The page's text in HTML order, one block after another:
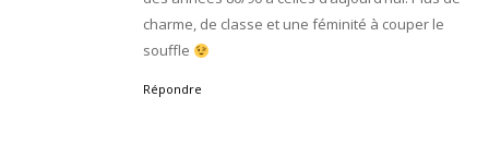
charme, de classe et une féminité à couper le
souffle
Répondre